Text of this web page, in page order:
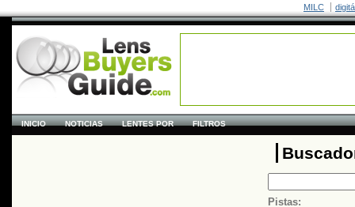
MILC
INICIO NOTICIAS LENTES POR FILTROS
Pistas: